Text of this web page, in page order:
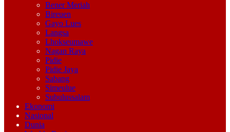
Bener Meriah
Bireuen
Gayo Lues
Langsa
Lhokseumawe
Nagan Raya
Pidie
Pidie Jaya
Sabang
Simeulue
Subulussalam
Ekonomi
Nasional
Dunia